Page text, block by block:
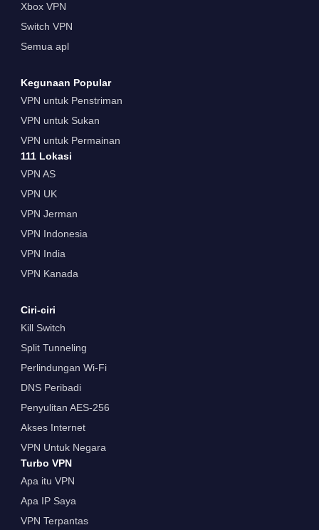
Xbox VPN
Switch VPN
Semua apl
Kegunaan Popular
VPN untuk Penstriman
VPN untuk Sukan
VPN untuk Permainan
111 Lokasi
VPN AS
VPN UK
VPN Jerman
VPN Indonesia
VPN India
VPN Kanada
Ciri-ciri
Kill Switch
Split Tunneling
Perlindungan Wi-Fi
DNS Peribadi
Penyulitan AES-256
Akses Internet
VPN Untuk Negara
Turbo VPN
Apa itu VPN
Apa IP Saya
VPN Terpantas